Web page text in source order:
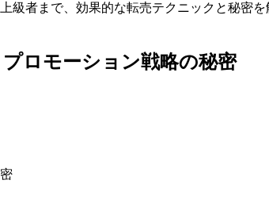
者まで、効果的な転売テクニックと秘密を
ロモーション戦略の秘密